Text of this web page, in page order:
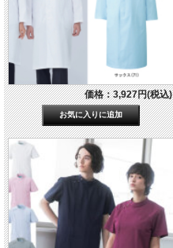
価格：3,927円(税込)